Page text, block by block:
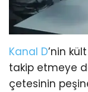
Kanal D’nin kült
takip etmeye
çetesinin